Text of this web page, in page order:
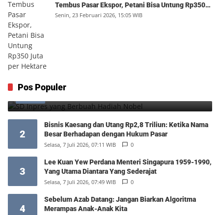
Tembus Pasar Ekspor, Petani Bisa Untung Rp350
Juta per Hektare
Senin, 23 Februari 2026, 15:05 WIB
Pos Populer
1 SD Inpres yang Berbuah Hadiah Nobel
2
Bisnis Kaesang dan Utang Rp2,8 Triliun: Ketika Nama
Besar Berhadapan dengan Hukum Pasar
Selasa, 7 Juli 2026, 07:11 WIB 0
3
Lee Kuan Yew Perdana Menteri Singapura 1959-1990,
Yang Utama Diantara Yang Sederajat
Selasa, 7 Juli 2026, 07:49 WIB 0
4
Sebelum Azab Datang: Jangan Biarkan Algoritma
Merampas Anak-Anak Kita